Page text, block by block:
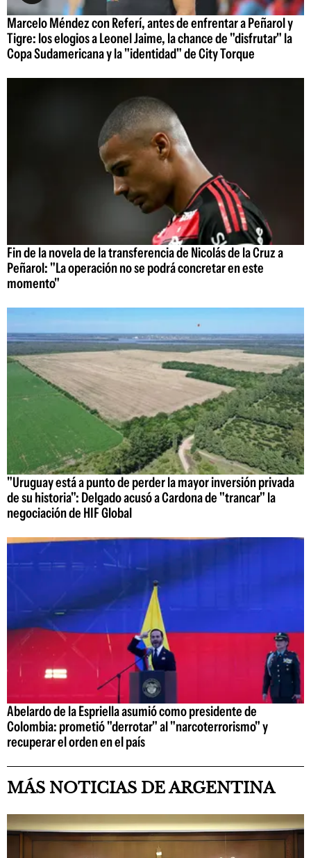
Marcelo Méndez con Referí, antes de enfrentar a Peñarol y
Tigre: los elogios a Leonel Jaime, la chance de "disfrutar" la
Copa Sudamericana y la "identidad" de City Torque
Fin de la novela de la transferencia de Nicolás de la Cruz a
Peñarol: "La operación no se podrá concretar en este
momento"
"Uruguay está a punto de perder la mayor inversión privada
de su historia": Delgado acusó a Cardona de "trancar" la
negociación de HIF Global
Abelardo de la Espriella asumió como presidente de
Colombia: prometió "derrotar" al "narcoterrorismo" y
recuperar el orden en el país
MÁS NOTICIAS DE ARGENTINA